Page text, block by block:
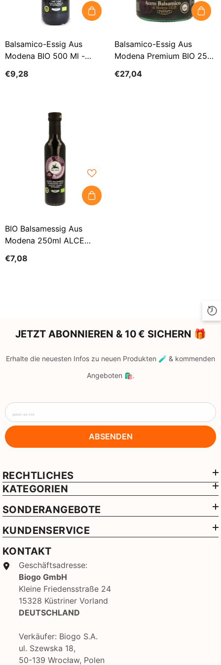
Balsamico-Essig Aus
Modena BIO 500 Ml -
€9,28
Balsamico-Essig Aus
Modena Premium BIO 250
€27,04
BIO Balsamessig Aus
Modena 250ml ALCE
€7,08
JETZT ABONNIEREN & 10 € SICHERN 🎁
Erhalte die neuesten Infos zu neuen Produkten 🧪 & kommenden
Angeboten 🛍️.
geben sie ihre
ABSENDEN
RECHTLICHES
KATEGORIEN
SONDERANGEBOTE
KUNDENSERVICE
KONTAKT
Geschäftsadresse:
Biogo GmbH
Kleine Friedensstraße 24
15328 Küstriner Vorland
DEUTSCHLAND
Verkäufer: Biogo S.A.
ul. Szewska 18,
50-139 Wrocław, Polen